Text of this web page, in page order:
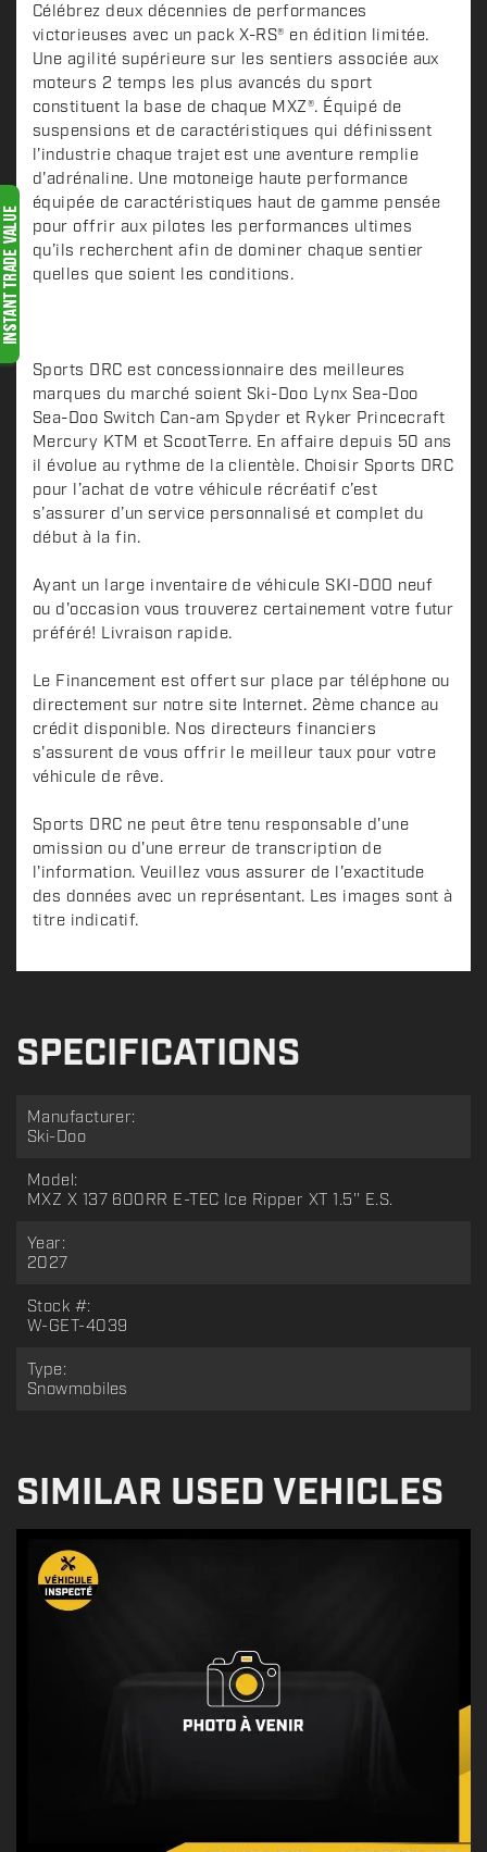
c
r
i
p
t
i
o
n
Célébrez deux décennies de performances
victorieuses avec un pack X-RS® en édition limitée.
Une agilité supérieure sur les sentiers associée aux
moteurs 2 temps les plus avancés du sport
constituent la base de chaque MXZ®. Équipé de
suspensions et de caractéristiques qui définissent
l'industrie chaque trajet est une aventure remplie
d'adrénaline. Une motoneige haute performance
équipée de caractéristiques haut de gamme pensée
pour offrir aux pilotes les performances ultimes
qu’ils recherchent afin de dominer chaque sentier
quelles que soient les conditions.
Sports DRC est concessionnaire des meilleures
marques du marché soient Ski-Doo Lynx Sea-Doo
Sea-Doo Switch Can-am Spyder et Ryker Princecraft
Mercury KTM et ScootTerre. En affaire depuis 50 ans
il évolue au rythme de la clientèle. Choisir Sports DRC
pour l’achat de votre véhicule récréatif c’est
s’assurer d’un service personnalisé et complet du
début à la fin.
Ayant un large inventaire de véhicule SKI-DOO neuf
ou d'occasion vous trouverez certainement votre futur
préféré! Livraison rapide.
Le Financement est offert sur place par téléphone ou
directement sur notre site Internet. 2ème chance au
crédit disponible. Nos directeurs financiers
s'assurent de vous offrir le meilleur taux pour votre
véhicule de rêve.
Sports DRC ne peut être tenu responsable d'une
omission ou d'une erreur de transcription de
l'information. Veuillez vous assurer de l'exactitude
des données avec un représentant. Les images sont à
titre indicatif.
SPECIFICATIONS
Manufacturer:
Ski-Doo
Model:
MXZ X 137 600RR E-TEC Ice Ripper XT 1.5'' E.S.
Year:
2027
Stock #:
W-GET-4039
Type:
Snowmobiles
SIMILAR USED VEHICLES